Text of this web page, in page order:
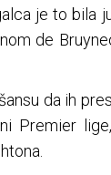
je to bila
de
da ih
Premier